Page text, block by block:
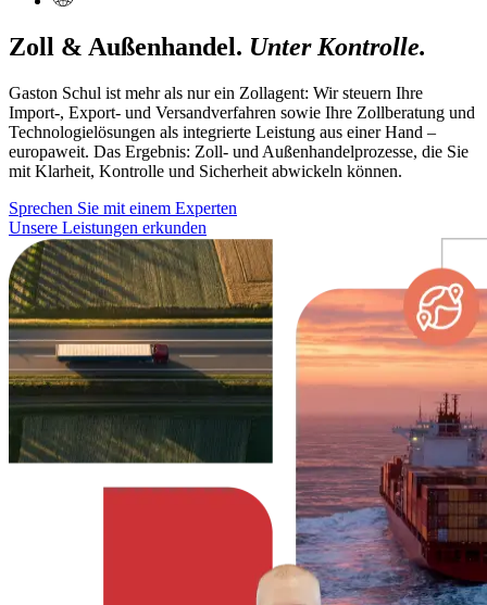
Zoll & Außenhandel. Unter Kontrolle.
Gaston Schul ist mehr als nur ein Zollagent: Wir steuern Ihre
Import-, Export- und Versandverfahren sowie Ihre Zollberatung und
Technologielösungen als integrierte Leistung aus einer Hand –
europaweit. Das Ergebnis: Zoll- und Außenhandelprozesse, die Sie
mit Klarheit, Kontrolle und Sicherheit abwickeln können.
Sprechen Sie mit einem Experten
Unsere Leistungen erkunden